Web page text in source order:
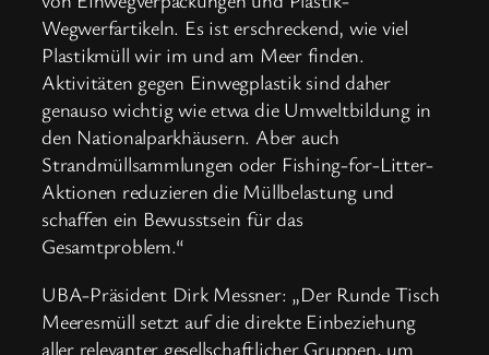
Wegwerfartikeln. Es ist erschreckend, wie viel
Plastikmüll wir im und am Meer finden.
Aktivitäten gegen Einwegplastik sind daher
genauso wichtig wie etwa die Umweltbildung in
den Nationalparkhäusern. Aber auch
Strandmüllsammlungen oder Fishing-for-Litter-
Aktionen reduzieren die Müllbelastung und
schaffen ein Bewusstsein für das
Gesamtproblem.“
UBA-Präsident Dirk Messner: „Der Runde Tisch
Meeresmüll setzt auf die direkte Einbeziehung
aller relevanter gesellschaftlicher Gruppen, um